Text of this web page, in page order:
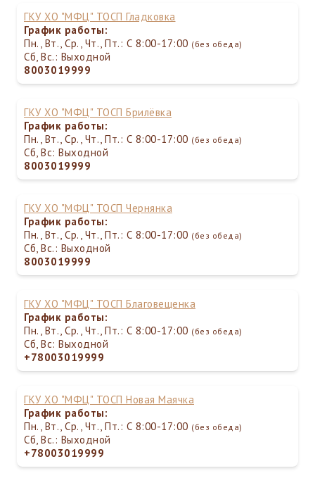
ГКУ ХО "МФЦ" ТОСП Гладковка
График работы:
Пн., Вт., Ср., Чт., Пт.: С 8:00-17:00 (без обеда)
Сб, Вс.: Выходной
8003019999
ГКУ ХО "МФЦ" ТОСП Брилёвка
График работы:
Пн., Вт., Ср., Чт., Пт.: С 8:00-17:00 (без обеда)
Сб, Вс: Выходной
8003019999
ГКУ ХО "МФЦ" ТОСП Чернянка
График работы:
Пн., Вт., Ср., Чт., Пт.: С 8:00-17:00 (без обеда)
Сб, Вс.: Выходной
8003019999
ГКУ ХО "МФЦ" ТОСП Благовещенка
График работы:
Пн., Вт., Ср., Чт., Пт.: С 8:00-17:00 (без обеда)
Сб, Вс: Выходной
+78003019999
ГКУ ХО "МФЦ" ТОСП Новая Маячка
График работы:
Пн., Вт., Ср., Чт., Пт.: С 8:00-17:00 (без обеда)
Сб, Вс.: Выходной
+78003019999